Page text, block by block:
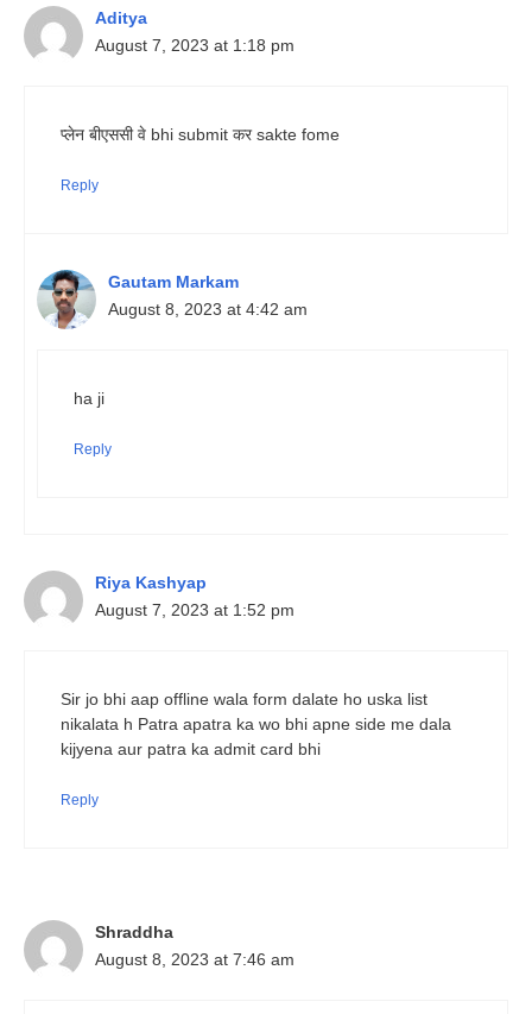
Aditya
August 7, 2023 at 1:18 pm
प्लेन बीएससी वे bhi submit कर sakte fome
Reply
Gautam Markam
August 8, 2023 at 4:42 am
ha ji
Reply
Riya Kashyap
August 7, 2023 at 1:52 pm
Sir jo bhi aap offline wala form dalate ho uska list
nikalata h Patra apatra ka wo bhi apne side me dala
kijyena aur patra ka admit card bhi
Reply
Shraddha
August 8, 2023 at 7:46 am